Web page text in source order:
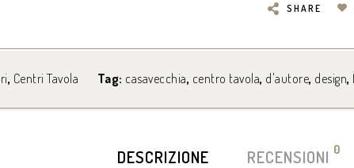
SHARE
, Centri Tavola Tag: casavecchia, centro tavola, d'autore, design,
DESCRIZIONE RECENSIONI 0